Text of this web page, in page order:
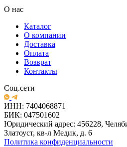
О нас
Каталог
О компании
Доставка
Оплата
Возврат
Контакты
Соц.сети
ИНН: 7404068871
БИК: 047501602
Юридический адрес: 456228,
Златоуст, кв-л Медик, д. 6
Политика конфиденциальности